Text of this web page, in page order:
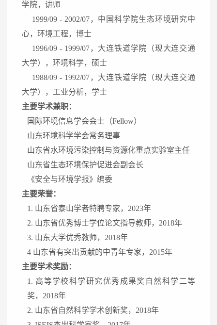
学院，讲师
1999/09 - 2002/07，中国科学院生态环境研究中
心，环境工程，博士
1996/09 - 1999/07，大连铁道学院（现大连交通
大学），环境科学，硕士
1988/09 - 1992/07，大连铁道学院（现大连交通
大学），工业分析，学士
主要学术兼职：
国际环境信息学会会士（Fellow）
山东环境科学学会常务理事
山东省水环境污染控制与资源化重点实验室主任
山东省生态环境保护促进会副会长
《安全与环境学报》编委
主要荣誉：
1. 山东省泰山学者特聘专家，2023年
2. 山东省优秀博士学位论文指导教师，2018年
3. 山东大学优秀教师，2018年
4 山东省有突出贡献的中青年专家，2015年
主要学术奖励：
1. 高等学校科学研究优秀成果奖自然科学二等
奖，2018年
2. 山东省自然科学学术创新奖，2018年